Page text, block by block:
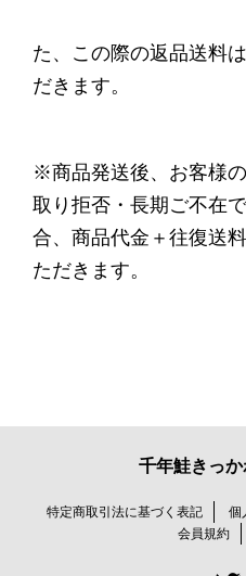
た、この際の返品送料
だきます。
※商品発送後、お客様
取り拒否・長期ご不在
合、商品代金＋往復送
ただきます。
千年鮭きっ
特定商取引法に基づく表記 個
会員規約